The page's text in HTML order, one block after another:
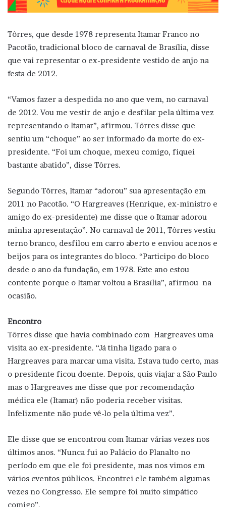
Tôrres, que desde 1978 representa Itamar Franco no
Pacotão, tradicional bloco de carnaval de Brasília, disse
que vai representar o ex-presidente vestido de anjo na
festa de 2012.
“Vamos fazer a despedida no ano que vem, no carnaval
de 2012. Vou me vestir de anjo e desfilar pela última vez
representando o Itamar”, afirmou. Tôrres disse que
sentiu um “choque” ao ser informado da morte do ex-
presidente. “Foi um choque, mexeu comigo, fiquei
bastante abatido”, disse Tôrres.
Segundo Tôrres, Itamar “adorou” sua apresentação em
2011 no Pacotão. “O Hargreaves (Henrique, ex-ministro e
amigo do ex-presidente) me disse que o Itamar adorou
minha apresentação”. No carnaval de 2011, Tôrres vestiu
terno branco, desfilou em carro aberto e enviou acenos e
beijos para os integrantes do bloco. “Participo do bloco
desde o ano da fundação, em 1978. Este ano estou
contente porque o Itamar voltou a Brasília”, afirmou na
ocasião.
Encontro
Tôrres disse que havia combinado com Hargreaves uma
visita ao ex-presidente. “Já tinha ligado para o
Hargreaves para marcar uma visita. Estava tudo certo, mas
o presidente ficou doente. Depois, quis viajar a São Paulo
mas o Hargreaves me disse que por recomendação
médica ele (Itamar) não poderia receber visitas.
Infelizmente não pude vê-lo pela última vez”.
Ele disse que se encontrou com Itamar várias vezes nos
últimos anos. “Nunca fui ao Palácio do Planalto no
período em que ele foi presidente, mas nos vimos em
vários eventos públicos. Encontrei ele também algumas
vezes no Congresso. Ele sempre foi muito simpático
comigo”.